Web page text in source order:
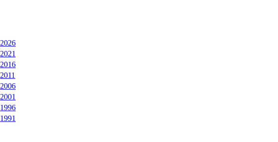
2026
2021
2016
2011
2006
2001
1996
1991